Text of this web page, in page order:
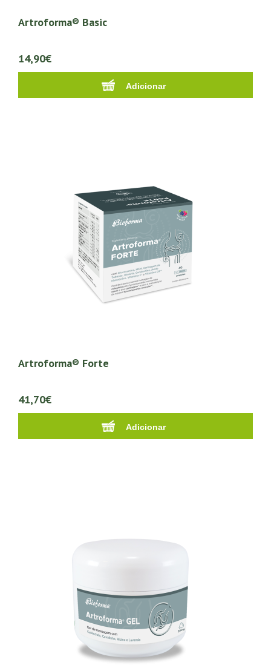
Artroforma® Basic
14,90€
Artroforma® Forte
41,70€